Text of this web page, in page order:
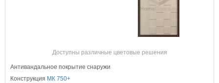
Доступны различные цветовые решения
Антивандальное покрытие снаружи
Конструкция МК 750+